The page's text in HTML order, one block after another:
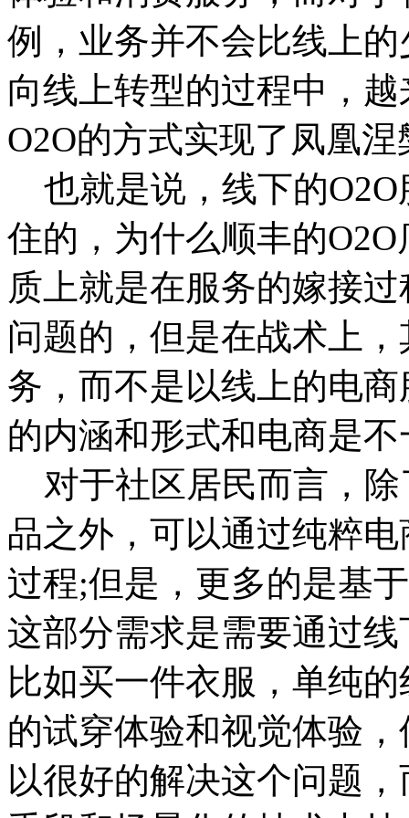
例，业务并不会比线上
向线上转型的过程中，
O2O的方式实现了凤凰
也就是说，线下的O2O
住的，为什么顺丰的
质上就是在服务的嫁接
问题的，但是在战术上
务，而不是以线上的电
的内涵和形式和电商是
对于社区居民而言，除
品之外，可以通过纯粹
过程;但是，更多的是基
这部分需求是需要通过
比如买一件衣服，单纯
的试穿体验和视觉体验
以很好的解决这个问题